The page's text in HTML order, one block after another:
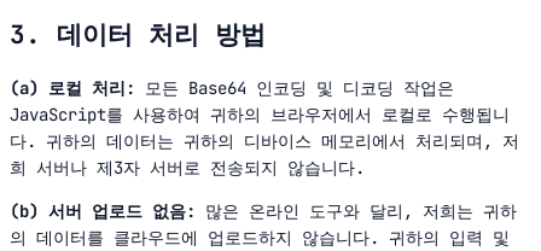
3. 데이터 처리 방법
(a) 로컬 처리:
모든 Base64 인코딩 및 디코딩 작업은
JavaScript를 사용하여 귀하의 브라우저에서 로컬로 수행됩니
다. 귀하의 데이터는 귀하의 디바이스 메모리에서 처리되며, 저
희 서버나 제3자 서버로 전송되지 않습니다.
(b) 서버 업로드 없음:
많은 온라인 도구와 달리, 저희는 귀하
의 데이터를 클라우드에 업로드하지 않습니다. 귀하의 입력 및